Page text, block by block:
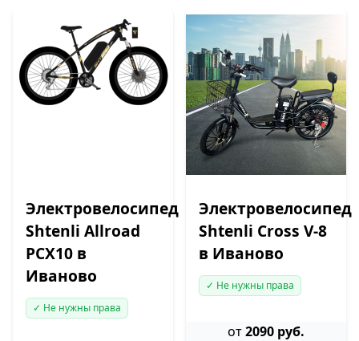
Электровелосипед
Shtenli Allroad
PCX10 в
Иваново
✓ Не нужны права
Электровелосипед
Shtenli Cross V-8
в Иваново
✓ Не нужны права
от2090 руб.